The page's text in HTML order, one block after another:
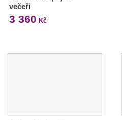
večeři
3 360 Kč